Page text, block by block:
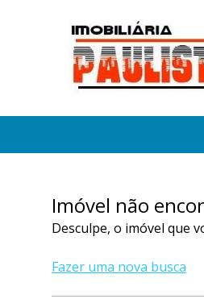
Imóvel não
Desculpe, o imóvel que
Fazer uma nova busca